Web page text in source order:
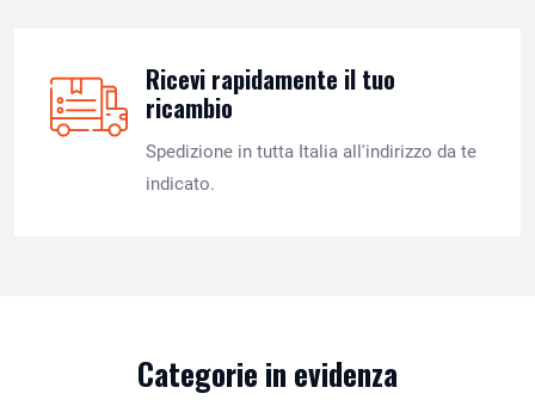
Ricevi rapidamente il tuo
ricambio
Spedizione in tutta Italia all'indirizzo da te
indicato.
Categorie in evidenza